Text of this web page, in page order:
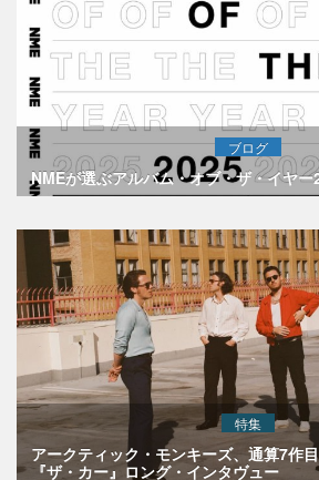
ブログ
NMEが選ぶアルバム・オブ・ザ・イヤー
特集
アークティック・モンキーズ、通算7作
『ザ・カー』ロング・インタヴュー